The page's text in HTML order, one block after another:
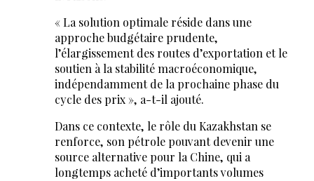
« La solution optimale réside dans une
approche budgétaire prudente,
l’élargissement des routes d’exportation et le
soutien à la stabilité macroéconomique,
indépendamment de la prochaine phase du
cycle des prix », a-t-il ajouté.
Dans ce contexte, le rôle du Kazakhstan se
renforce, son pétrole pouvant devenir une
source alternative pour la Chine, qui a
longtemps acheté d’importants volumes